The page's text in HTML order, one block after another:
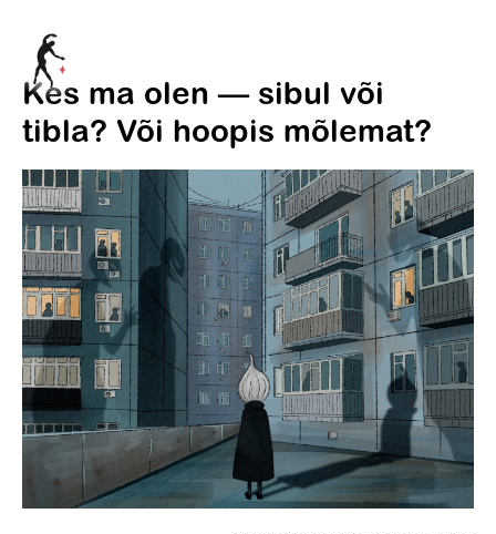
Kes ma olen — sibul või
tibla? Või hoopis mõlemat?